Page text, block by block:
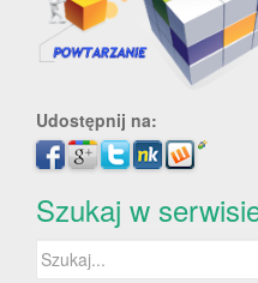
Udostępnij na:
Szukaj w
Szukaj: